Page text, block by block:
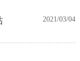
2021/03/04